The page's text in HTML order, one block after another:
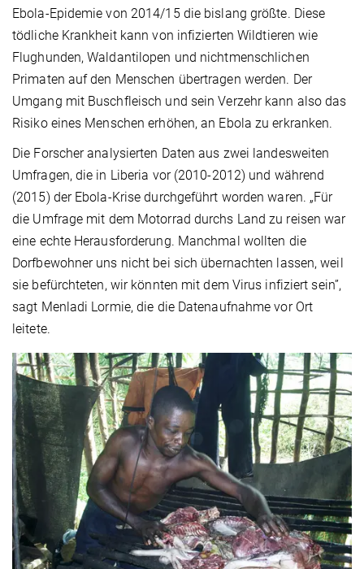
Ebola-Epidemie von 2014/15 die bislang größte. Diese
tödliche Krankheit kann von infizierten Wildtieren wie
Flughunden, Waldantilopen und nichtmenschlichen
Primaten auf den Menschen übertragen werden. Der
Umgang mit Buschfleisch und sein Verzehr kann also das
Risiko eines Menschen erhöhen, an Ebola zu erkranken.
Die Forscher analysierten Daten aus zwei landesweiten
Umfragen, die in Liberia vor (2010-2012) und während
(2015) der Ebola-Krise durchgeführt worden waren. „Für
die Umfrage mit dem Motorrad durchs Land zu reisen war
eine echte Herausforderung. Manchmal wollten die
Dorfbewohner uns nicht bei sich übernachten lassen, weil
sie befürchteten, wir könnten mit dem Virus infiziert sein”,
sagt Menladi Lormie, die die Datenaufnahme vor Ort
leitete.